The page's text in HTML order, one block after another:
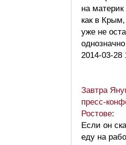
на материк
как в Крым,
уже не
2014-03-28
Завтра
пресс-
Ростове:
Если он
еду на